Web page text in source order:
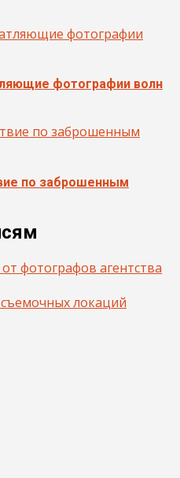
фотографии волн
по заброшенным
фотографов агентства
локаций